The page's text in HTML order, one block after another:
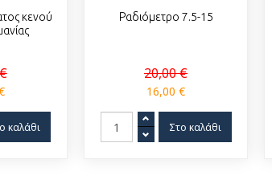
κενού
Ραδιόμετρο 7.5-15
20,00 €
16,00 €